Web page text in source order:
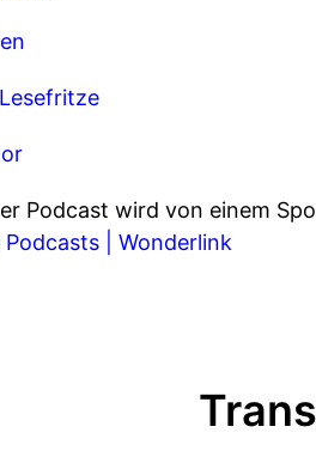
Podcast wird von einem
Podcasts | Wonderlink